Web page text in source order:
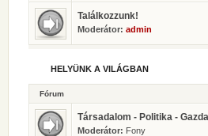
Találkozzunk!
Moderátor: admin
HELYÜNK A VILÁGBAN
Fórum
Társadalom - Politika -
Moderátor: Fony